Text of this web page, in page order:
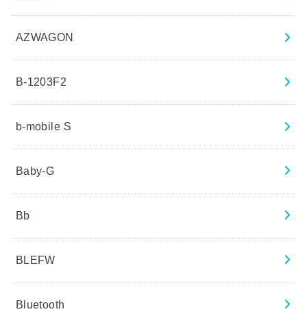
AZWAGON
B-1203F2
b-mobile S
Baby-G
Bb
BLEFW
Bluetooth